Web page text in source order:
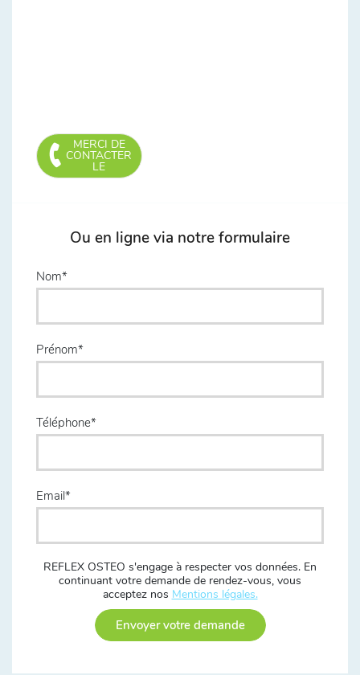
MERCI DE
CONTACTER
LE
Ou en ligne via notre formulaire
Nom
Prénom
Téléphone
Email
REFLEX OSTEO s'engage à respecter vos données. En
continuant votre demande de rendez-vous, vous
acceptez nos Mentions légales.
Envoyer votre demande